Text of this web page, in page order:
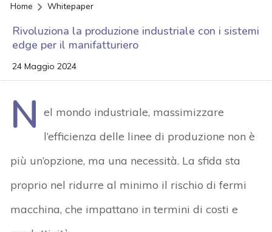
Home Whitepaper
Rivoluziona la produzione industriale con i sistemi
edge per il manifatturiero
24 Maggio 2024
N el mondo industriale, massimizzare
l’efficienza delle linee di produzione non è
più un’opzione, ma una necessità. La sfida sta
proprio nel ridurre al minimo il rischio di fermi
macchina, che impattano in termini di costi e